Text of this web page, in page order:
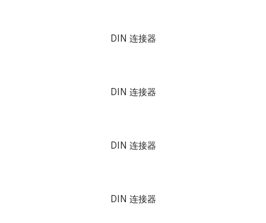
DIN 连接器
DIN 连接器
DIN 连接器
DIN 连接器